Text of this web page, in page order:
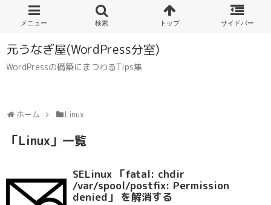
元うなぎ屋(WordPress分室)
WordPressの構築にまつわるTips集
ホーム Linux
「Linux 」 一覧
SELinux 「fatal: chdir
/var/spool/postfix: Permission
denied」 を解消する